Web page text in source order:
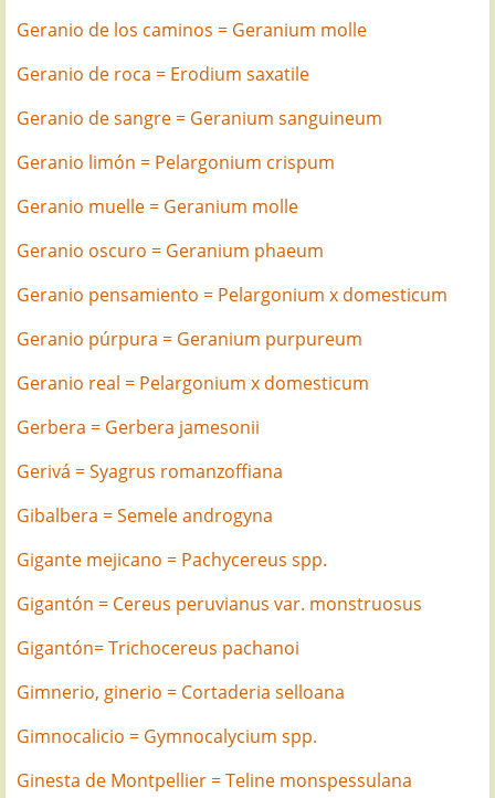
Geranio de los caminos = Geranium molle
Geranio de roca = Erodium saxatile
Geranio de sangre = Geranium sanguineum
Geranio limón = Pelargonium crispum
Geranio muelle = Geranium molle
Geranio oscuro = Geranium phaeum
Geranio pensamiento = Pelargonium x domesticum
Geranio púrpura = Geranium purpureum
Geranio real = Pelargonium x domesticum
Gerbera = Gerbera jamesonii
Gerivá = Syagrus romanzoffiana
Gibalbera = Semele androgyna
Gigante mejicano = Pachycereus spp.
Gigantón = Cereus peruvianus var. monstruosus
Gigantón= Trichocereus pachanoi
Gimnerio, ginerio = Cortaderia selloana
Gimnocalicio = Gymnocalycium spp.
Ginesta de Montpellier = Teline monspessulana